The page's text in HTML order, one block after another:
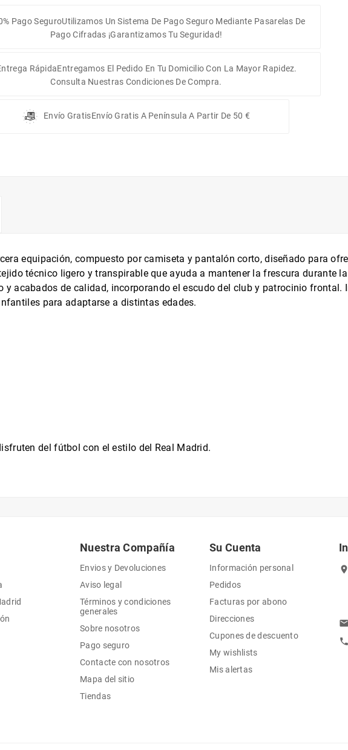
Pago SeguroUtilizamos Un Sistema De Pago Seguro Mediante Pasarelas De
Pago Cifradas ¡Garantizamos Tu Seguridad!
RápidaEntregamos El Pedido En Tu Domicilio Con La Mayor Rapidez.
Consulta Nuestras Condiciones De Compra.
Envío GratisEnvío Gratis A Península A Partir De 50 €
equipación, compuesto por camiseta y pantalón corto, diseñado para
técnico ligero y transpirable que ayuda a mantener la frescura durante
acabados de calidad, incorporando el escudo del club y patrocinio frontal.
para adaptarse a distintas edades.
del fútbol con el estilo del Real Madrid.
Nuestra Compañía
Envios y Devoluciones
Aviso legal
Términos y condiciones
generales
Sobre nosotros
Pago seguro
Contacte con nosotros
Mapa del sitio
Tiendas
Su Cuenta
Información personal
Pedidos
Facturas por abono
Direcciones
Cupones de descuento
My wishlists
Mis alertas
location_on
email
call